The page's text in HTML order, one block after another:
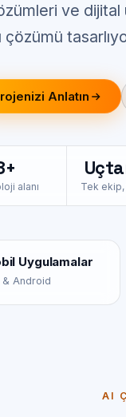
ve dijital
çözümü
Anlatın
alanı Tek
Uygulamalar
& Android
AI